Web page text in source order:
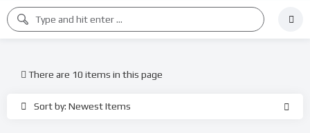
Sort by: Newest Items
There are 10 items in this page